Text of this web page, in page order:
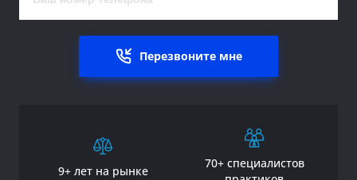
Перезвоните мне
9+ лет на рынке
70+ специалистов